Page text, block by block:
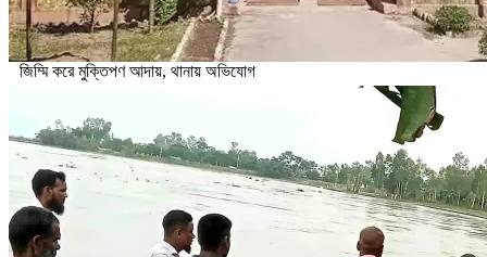
জিম্মি করে মুক্তিপণ আদায়, থানায় অভিযোগ